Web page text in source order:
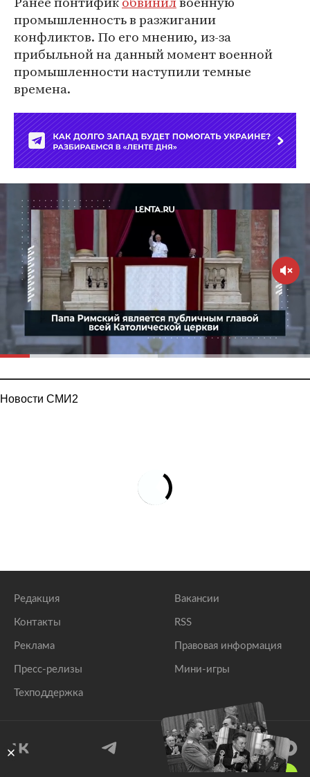
промышленность в разжигании
конфликтов. По его мнению, из-за
прибыльной на данный момент военной
промышленности наступили темные
времена.
Новости СМИ2
Редакция
Контакты
Реклама
Пресс-релизы
Техподдержка
Вакансии
RSS
Правовая информация
Мини-игры